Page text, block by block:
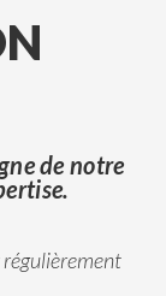
de notre